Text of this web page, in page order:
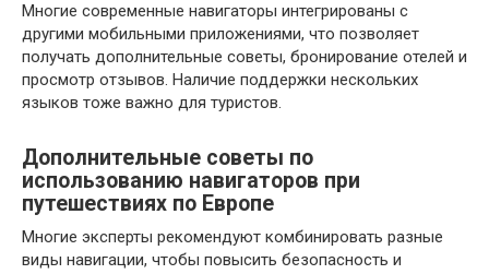
Многие современные навигаторы интегрированы с
другими мобильными приложениями, что позволяет
получать дополнительные советы, бронирование отелей и
просмотр отзывов. Наличие поддержки нескольких
языков тоже важно для туристов.
Дополнительные советы по
использованию навигаторов при
путешествиях по Европе
Многие эксперты рекомендуют комбинировать разные
виды навигации, чтобы повысить безопасность и